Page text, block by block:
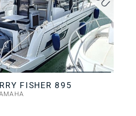
FISHER 895